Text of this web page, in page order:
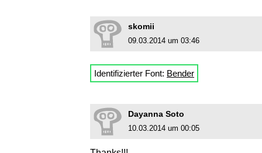
skomii
09.03.2014 um 03:46
Identifizierter Font: Bender
Dayanna Soto
10.03.2014 um 00:05